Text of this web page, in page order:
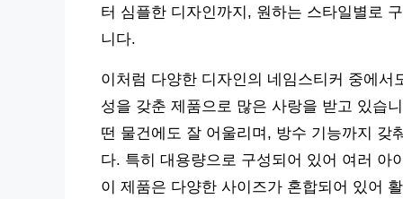
터 심플한 디자인까지, 원하는 스타일별로
니다.
이처럼 다양한 디자인의 네임스티커 중에서
성을 갖춘 제품으로 많은 사랑을 받고 있습
떤 물건에도 잘 어울리며, 방수 기능까지 갖
다. 특히 대용량으로 구성되어 있어 여러 아
이 제품은 다양한 사이즈가 혼합되어 있어